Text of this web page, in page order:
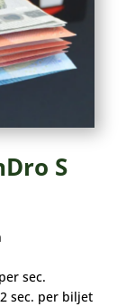
S
sec.
sec. per biljet